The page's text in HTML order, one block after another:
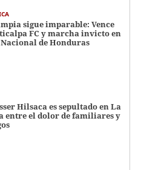
sigue imparable: Vence
FC y marcha invicto en
de Honduras
Hilsaca es sepultado en La
entre el dolor de familiares y